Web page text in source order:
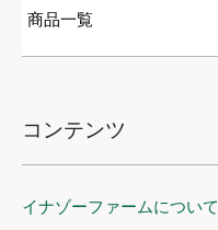
商品一覧
コンテンツ
イナゾーファームについて